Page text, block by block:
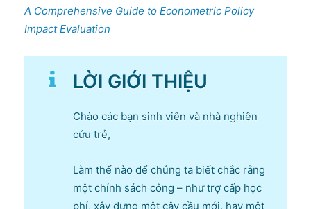
A Comprehensive Guide to Econometric Policy
Impact Evaluation
LỜI GIỚI THIỆU
Chào các bạn sinh viên và nhà nghiên
cứu trẻ,
Làm thế nào để chúng ta biết chắc rằng
một chính sách công – như trợ cấp học
phí, xây dựng một cây cầu mới, hay một